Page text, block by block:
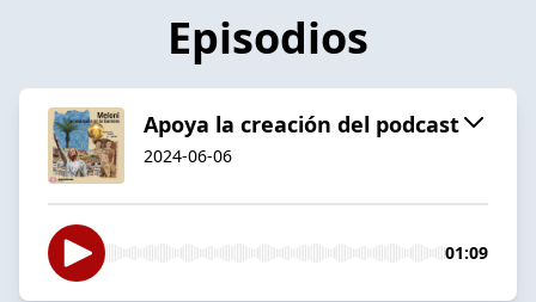
Episodios
Apoya la creación del podcast
2024-06-06
01:09